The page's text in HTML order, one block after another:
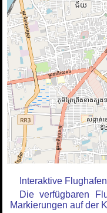
Interaktive
Die verfügbaren
Markierungen auf der